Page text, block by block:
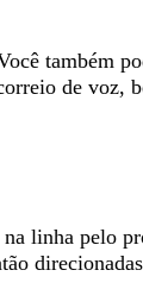
também
de voz,
na linha pelo